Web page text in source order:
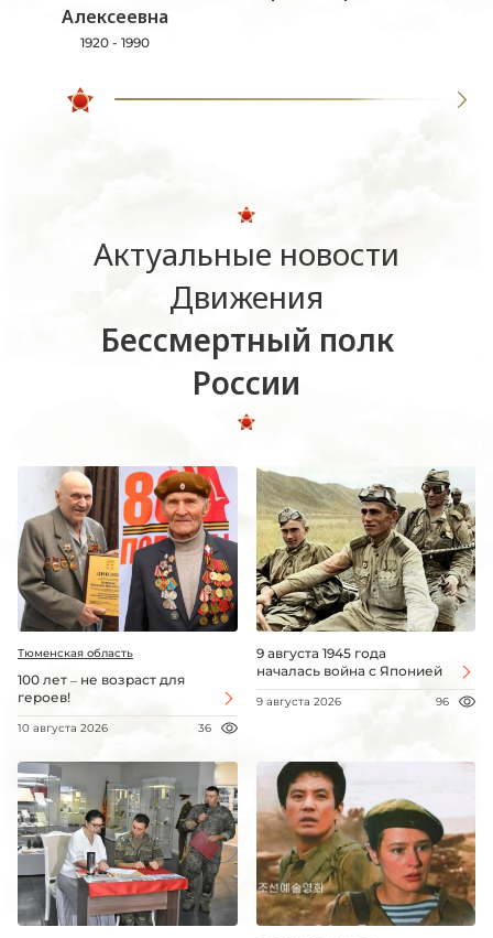
Алексеевна
1920 - 1990
Актуальные новости
Движения
Бессмертный полк
России
Тюменская область
100 лет – не возраст для
героев!
10 августа 2026 36
9 августа 1945 года
началась война с Японией
9 августа 2026 96